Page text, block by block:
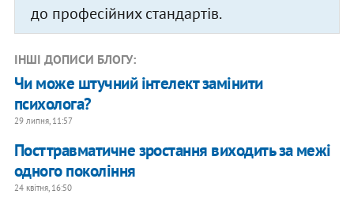
до професійних стандартів.
ІНШІ ДОПИСИ БЛОГУ:
Чи може штучний інтелект замінити
психолога?
29 липня, 11:57
Посттравматичне зростання виходить за межі
одного покоління
24 квітня, 16:50